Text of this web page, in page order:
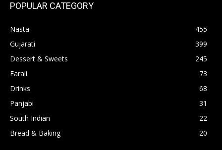
POPULAR CATEGORY
Nasta
455
Gujarati
399
Dessert & Sweets
245
Farali
73
Drinks
68
Panjabi
31
South Indian
22
Bread & Baking
20